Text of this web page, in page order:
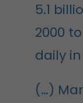
5.1
2000
daily
(…)